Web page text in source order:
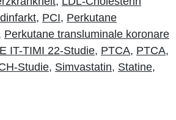
PCI, Perkutane
Perkutane transluminale koronare
IT-TIMI 22-Studie, PTCA, PTCA,
Studie, Simvastatin, Statine,